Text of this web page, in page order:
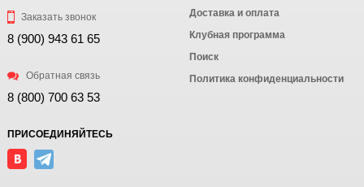
Заказать звонок
8 (900) 943 61 65
Обратная связь
8 (800) 700 63 53
Доставка и оплата
Клубная программа
Поиск
Политика конфиденциальности
ПРИСОЕДИНЯЙТЕСЬ